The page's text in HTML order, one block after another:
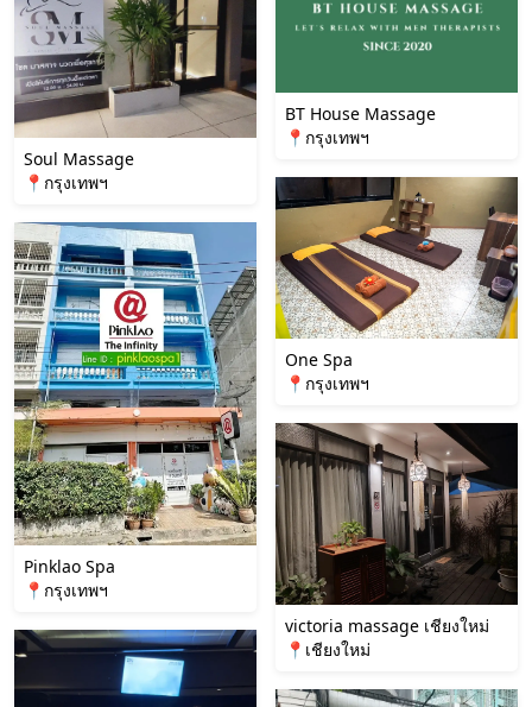
Soul Massage
📍กรุงเทพฯ
Pinklao Spa
📍กรุงเทพฯ
BT House Massage
📍กรุงเทพฯ
One Spa
📍กรุงเทพฯ
victoria massage เชียงใหม่
📍เชียงใหม่